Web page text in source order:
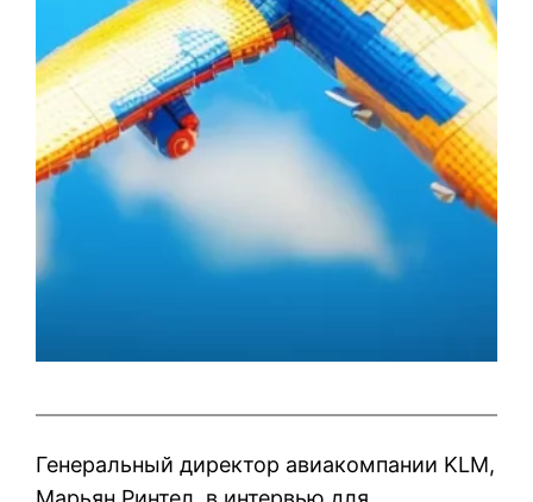
Генеральный директор авиакомпании KLM,